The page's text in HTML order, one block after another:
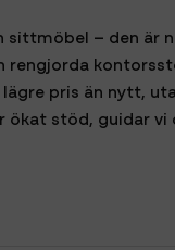
sittmöbel – den
rengjorda
pris än nytt,
ökat stöd, guidar